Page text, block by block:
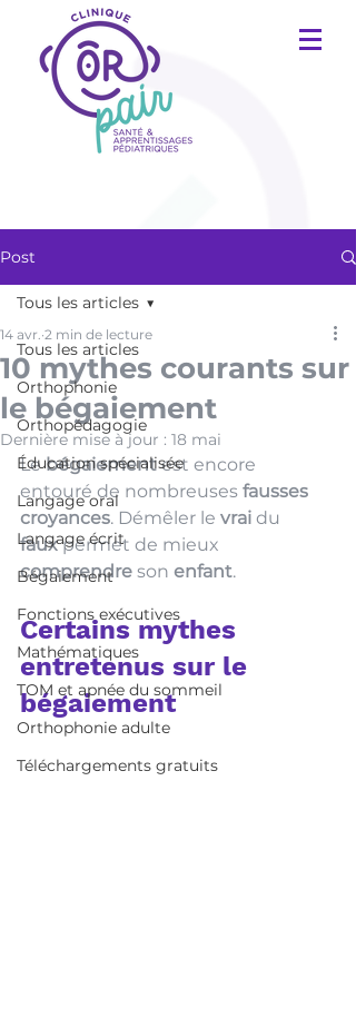
Post
Tous les articles
Orthophonie
Orthopédagogie
Éducation spécialisée
Langage oral
Langage écrit
Bégaiement
Fonctions exécutives
Mathématiques
TOM et apnée du sommeil
Orthophonie adulte
Téléchargements gratuits
Tous les articles
10 mythes courants sur
le bégaiement
14 avr. 2 min de lecture
Dernière mise à jour : 18 mai
Le bégaiement est encore
entouré de nombreuses fausses
croyances. Démêler le vrai du
faux permet de mieux
comprendre son enfant.
Certains mythes
entretenus sur le
bégaiement